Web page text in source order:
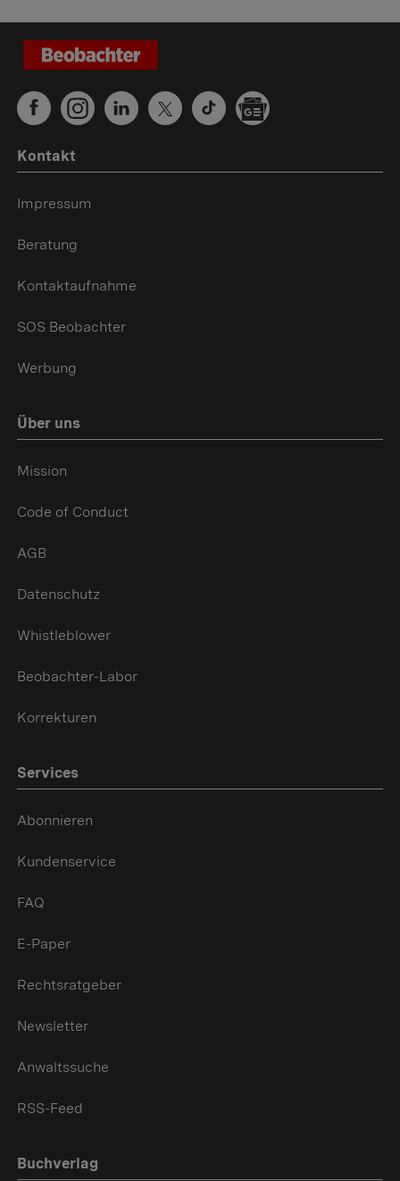
Kontakt
Impressum
Beratung
Kontaktaufnahme
SOS Beobachter
Werbung
Über uns
Mission
Code of Conduct
AGB
Datenschutz
Whistleblower
Beobachter-Labor
Korrekturen
Services
Abonnieren
Kundenservice
FAQ
E-Paper
Rechtsratgeber
Newsletter
Anwaltssuche
RSS-Feed
Buchverlag